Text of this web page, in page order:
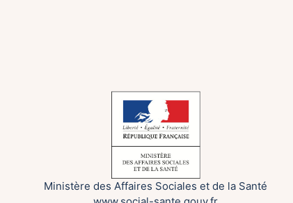
Ministère des Affaires Sociales et de la Santé